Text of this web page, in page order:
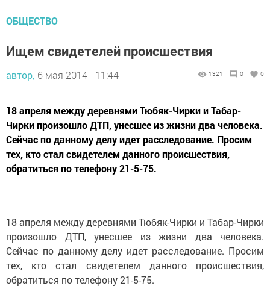
ОБЩЕСТВО
Ищем свидетелей происшествия
автор, 6 мая 2014 - 11:44 1321 0 0
18 апреля между деревнями Тюбяк-Чирки и Табар-
Чирки произошло ДТП, унесшее из жизни два человека.
Сейчас по данному делу идет расследование. Просим
тех, кто стал свидетелем данного происшествия,
обратиться по телефону 21-5-75.
18 апреля между деревнями Тюбяк-Чирки и Табар-Чирки
произошло ДТП, унесшее из жизни два человека.
Сейчас по данному делу идет расследование. Просим
тех, кто стал свидетелем данного происшествия,
обратиться по телефону 21-5-75.